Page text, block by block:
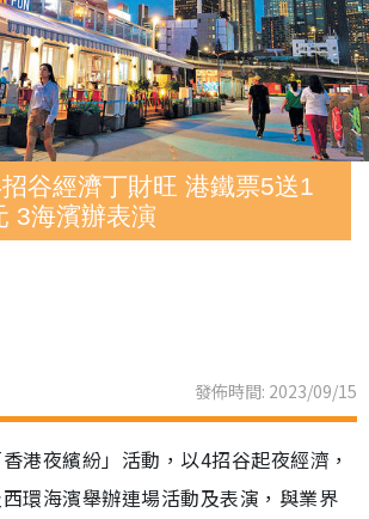
谷經濟丁財旺 港鐵票5送1
3海濱辦表演
發佈時間: 2023/09/15
港夜繽紛」活動，以4招谷起夜經濟，
環海濱舉辦連場活動及表演，與業界